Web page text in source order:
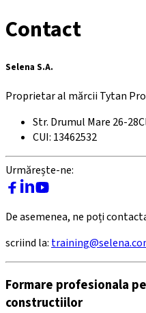
Contact
Selena S.A.
Proprietar al mărcii Tytan
Str. Drumul Mare 26-28
CUI: 13462532
Urmărește-ne:
De asemenea, ne poți
scriind la:
Formare profesionala
constructiilor